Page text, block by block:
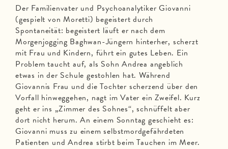
Der Familienvater und Psychoanalytiker Giovanni
(gespielt von Moretti) begeistert durch
Spontaneität: begeistert läuft er nach dem
Morgenjogging Baghwan-Jüngern hinterher, scherzt
mit Frau und Kindern, führt ein gutes Leben. Ein
Problem taucht auf, als Sohn Andrea angeblich
etwas in der Schule gestohlen hat. Während
Giovannis Frau und die Tochter scherzend über den
Vorfall hinweggehen, nagt im Vater ein Zweifel. Kurz
geht er ins „Zimmer des Sohnes“, schnüffelt aber
dort nicht herum. An einem Sonntag geschieht es:
Giovanni muss zu einem selbstmordgefährdeten
Patienten und Andrea stirbt beim Tauchen im Meer.